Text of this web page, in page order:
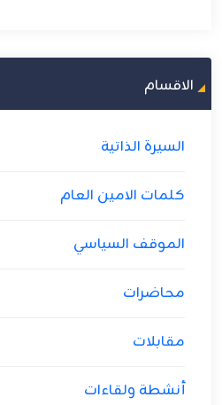
الاقسام
السيرة الذاتية
كلمات الامين العام
الموقف السياسي
محاضرات
مقابلات
أنشطة ولقاءات